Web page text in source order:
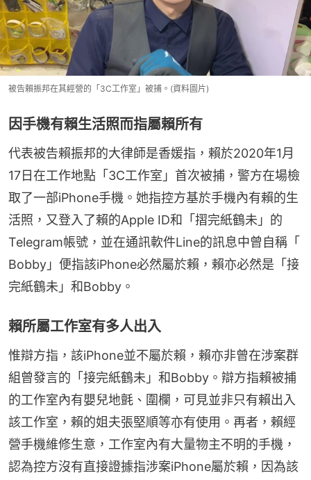
被告賴振邦在其經營的「3C工作室」被捕。(資料圖片)
因手機有賴生活照而指屬賴所有
代表被告賴振邦的大律師是香媛指，賴於2020年1月
17日在工作地點「3C工作室」首次被捕，警方在場檢
取了一部iPhone手機。她指控方基於手機內有賴的生
活照，又登入了賴的Apple ID和「摺完紙鶴未」的
Telegram帳號，並在通訊軟件Line的訊息中曾自稱「
Bobby」便指該iPhone必然屬於賴，賴亦必然是「接
完紙鶴未」和Bobby。
賴所屬工作室有多人出入
惟辯方指，該iPhone並不屬於賴，賴亦非曾在涉案群
組曾發言的「接完紙鶴未」和Bobby。辯方指賴被捕
的工作室內有嬰兒地氈、圍欄，可見並非只有賴出入
該工作室，賴的姐夫張堅順等亦有使用。再者，賴經
營手機維修生意，工作室內有大量物主不明的手機，
認為控方沒有直接證據指涉案iPhone屬於賴，因為該